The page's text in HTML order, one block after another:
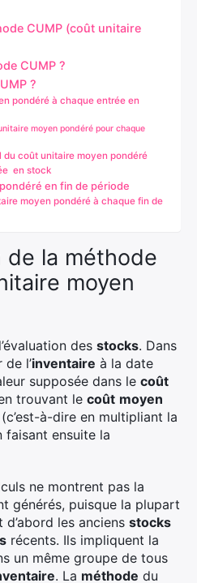
CUMP (coût unitaire
CUMP ?
?
pondéré à chaque entrée en
moyen pondéré pour chaque
du coût unitaire moyen pondéré
en stock
en fin de période
moyen pondéré à chaque fin de
de la méthode
moyen
des stocks. Dans
de l’inventaire à la date
supposée dans le coût
trouvant le coût moyen
(c’est-à-dire en multipliant la
faisant ensuite la
ne montrent pas la
générés, puisque la plupart
d’abord les anciens stocks
récents. Ils impliquent la
un même groupe de tous
. La méthode du